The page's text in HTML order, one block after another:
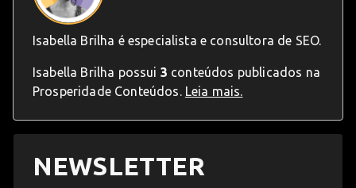
Isabella Brilha é especialista e consultora de SEO.
Isabella Brilha possui 3 conteúdos publicados na
Prosperidade Conteúdos. Leia mais.
NEWSLETTER